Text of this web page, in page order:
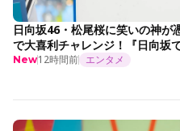
日向坂46・松尾桜に笑いの神が
で大喜利チャレンジ！『日向坂
New12時間前 エンタメ